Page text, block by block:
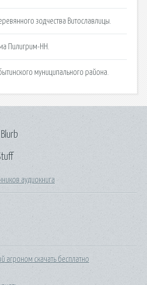
зодчества Витославлицы.
Пилигрим-НН.
муниципального района.
аудиокнига
агроном скачать бесплатно